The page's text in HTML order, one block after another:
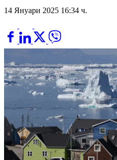
14 Януари 2025 16:34 ч.